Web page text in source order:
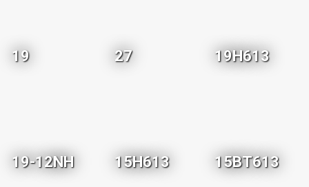
19 27 19H613
19-12NH 15H613 15BT613